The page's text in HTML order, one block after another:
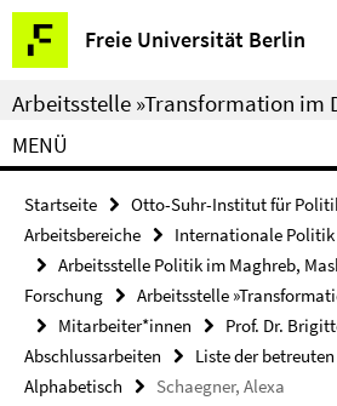
Springe
direkt
zu
Inhalt
Freie Universität Berlin
Service-
Navigation
Arbeitsstelle »Transformation im
MENÜ
Startseite
Otto-Suhr-Institut für
Arbeitsbereiche
Internationale
Arbeitsstelle Politik im Maghreb,
Forschung
Arbeitsstelle
Mitarbeiter*innen
Prof. Dr.
Abschlussarbeiten
Liste der
Alphabetisch
Schaegner, Alexa